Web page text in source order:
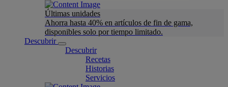
Últimas unidades
Ahorra hasta 40% en artículos de fin de gama,
disponibles solo por tiempo limitado.
Descubrir
Descubrir
Recetas
Historias
Servicios